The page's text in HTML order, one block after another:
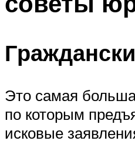
Это самая
по которым
исковые